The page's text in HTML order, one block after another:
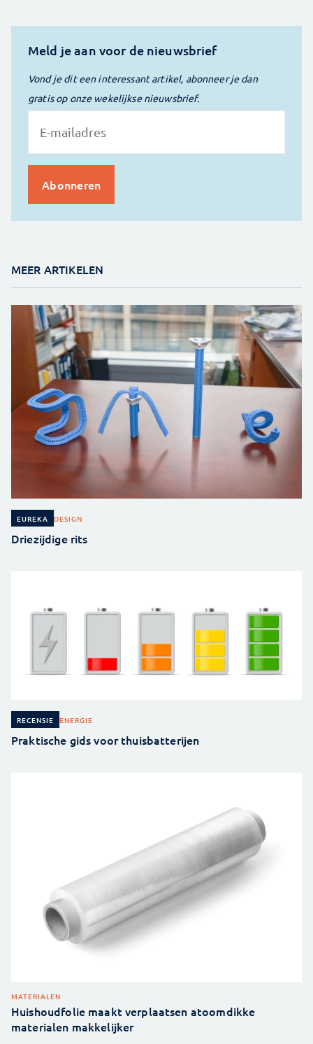
Meld je aan voor de nieuwsbrief
Vond je dit een interessant artikel, abonneer je dan
gratis op onze wekelijkse nieuwsbrief.
MEER ARTIKELEN
EUREKA DESIGN
Driezijdige rits
RECENSIE ENERGIE
Praktische gids voor thuisbatterijen
MATERIALEN
Huishoudfolie maakt verplaatsen atoomdikke
materialen makkelijker